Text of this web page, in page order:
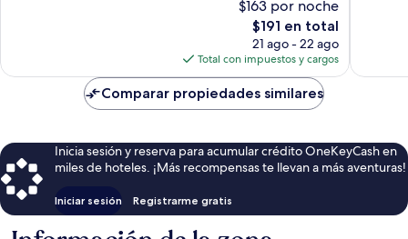
$163 por noche
El
precio
actual
es
de
$191
$191 en total
21 ago - 22 ago
Total con impuestos y cargos
Comparar propiedades similares
Inicia sesión y reserva para acumular crédito OneKeyCash en
miles de hoteles. ¡Más recompensas te llevan a más aventuras!
Iniciar sesión Registrarme gratis